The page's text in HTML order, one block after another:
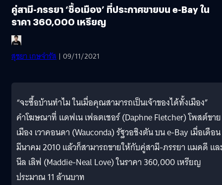
คู่สามี-ภรรยา ‘ซื้อเมือง’ ที่ประกาศขายบน e-Bay ใน
ราคา 360,000 เหรียญ
สุชยา เกษจำรัส | 09/11/2021
“จะซื้อบ้านทำไม ในเมื่อคุณสามารถเป็นเจ้าของได้ทั้งเมือง”
คำโฆษณาที่ แดฟเน เฟลตเชอร์ (Daphne Fletcher) โพสต์ขาย
เมือง เวาคอนดา (Wauconda) รัฐวอชิงตัน บน e-Bay เมื่อเดือน
มีนาคม 2010 แล้วก็สามารถขายให้กับคู่สามี-ภรรยา แมดดี แล
นีล เลิฟ (Maddie-Neal Love) ในราคา 360,000 เหรียญ
ประมาณ 11 ล้านบาท